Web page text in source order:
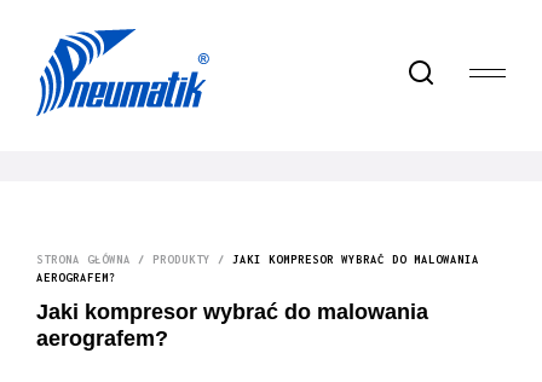
STRONA GŁÓWNA / PRODUKTY / JAKI KOMPRESOR WYBRAĆ DO MALOWANIA
AEROGRAFEM?
Jaki kompresor wybrać do malowania
aerografem?